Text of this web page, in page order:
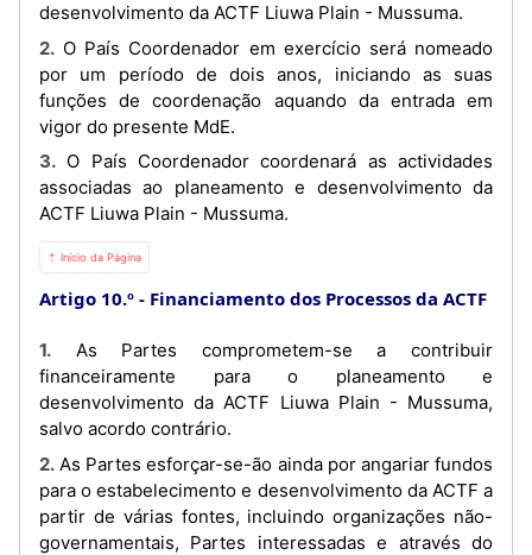
desenvolvimento da ACTF Liuwa Plain - Mussuma.
2. O País Coordenador em exercício será nomeado
por um período de dois anos, iniciando as suas
funções de coordenação aquando da entrada em
vigor do presente MdE.
3. O País Coordenador coordenará as actividades
associadas ao planeamento e desenvolvimento da
ACTF Liuwa Plain - Mussuma.
⇡ Início da Página
Artigo 10.º Financiamento dos Processos da ACTF
1. As Partes comprometem-se a contribuir
financeiramente para o planeamento e
desenvolvimento da ACTF Liuwa Plain - Mussuma,
salvo acordo contrário.
2. As Partes esforçar-se-ão ainda por angariar fundos
para o estabelecimento e desenvolvimento da ACTF a
partir de várias fontes, incluindo organizações não-
governamentais, Partes interessadas e através do